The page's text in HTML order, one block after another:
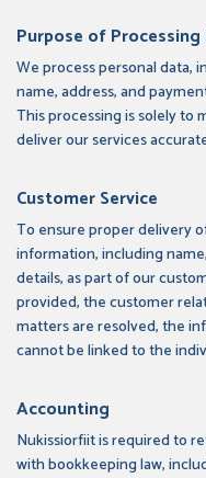
Purpose of
We process personal data,
name, address, and
This processing is solely to
deliver our services
Customer Service
To ensure proper delivery
information, including
details, as part of our
provided, the customer
matters are resolved, the
cannot be linked to the
Accounting
Nukissiorfiit is required to
with bookkeeping law,